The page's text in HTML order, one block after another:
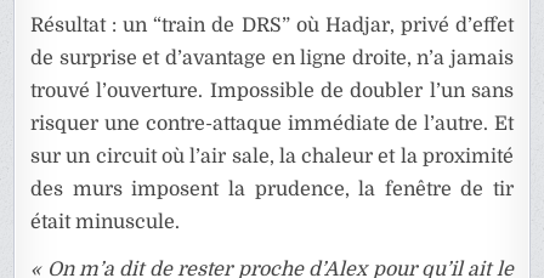
Résultat : un “train de DRS” où Hadjar, privé d’effet
de surprise et d’avantage en ligne droite, n’a jamais
trouvé l’ouverture. Impossible de doubler l’un sans
risquer une contre-attaque immédiate de l’autre. Et
sur un circuit où l’air sale, la chaleur et la proximité
des murs imposent la prudence, la fenêtre de tir
était minuscule.
« On m’a dit de rester proche d’Alex pour qu’il ait le